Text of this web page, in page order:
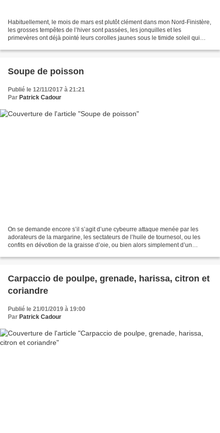
Habituellement, le mois de mars est plutôt clément dans mon Nord-Finistère,
les grosses tempêtes de l’hiver sont passées, les jonquilles et les
primevères ont déjà pointé leurs corolles jaunes sous le timide soleil qui
Soupe de poisson
Publié le 12/11/2017 à 21:21
Par Patrick Cadour
On se demande encore s’il s’agit d’une cybeurre attaque menée par les
adorateurs de la margarine, les sectateurs de l’huile de tournesol, ou les
confits en dévotion de la graisse d’oie, ou bien alors simplement d’un
Carpaccio de poulpe, grenade, harissa, citron et
coriandre
Publié le 21/01/2019 à 19:00
Par Patrick Cadour